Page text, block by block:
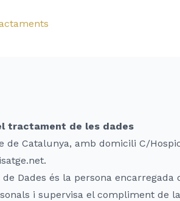
tractament de les dades
de Catalunya, amb domicili C/
de Dades és la persona
i supervisa el compliment de